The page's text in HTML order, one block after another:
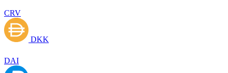
CRV
DKK
DAI